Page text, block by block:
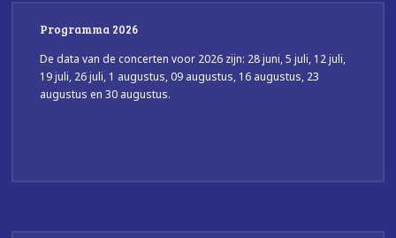
Programma 2026
De data van de concerten voor 2026 zijn: 28 juni, 5 juli, 12 juli,
19 juli, 26 juli, 1 augustus, 09 augustus, 16 augustus, 23
augustus en 30 augustus.